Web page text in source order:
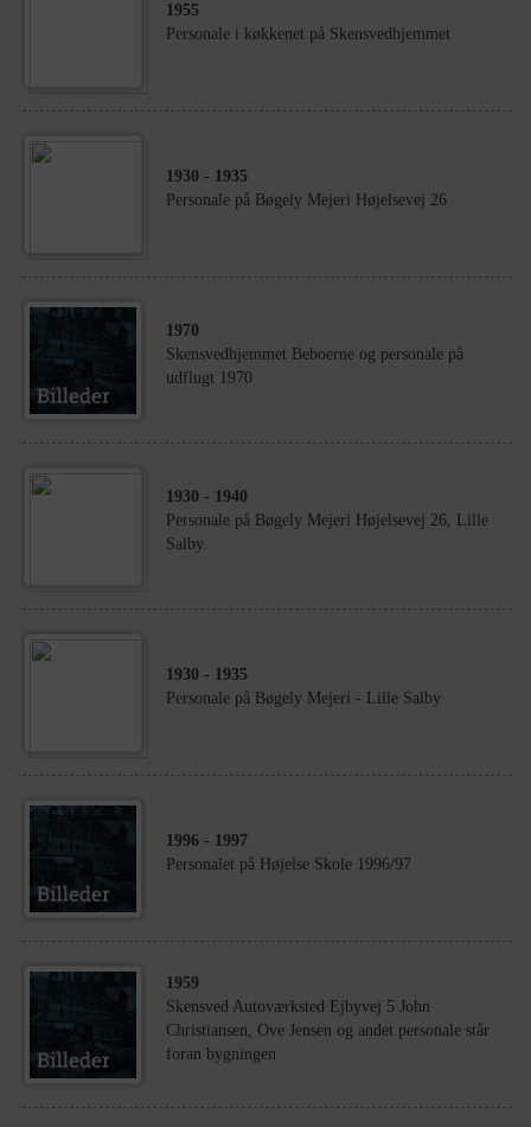
1955
Personale i køkkenet på Skensvedhjemmet
1930 - 1935
Personale på Bøgely Mejeri Højelsevej 26
1970
Skensvedhjemmet Beboerne og personale på
udflugt 1970
1930 - 1940
Personale på Bøgely Mejeri Højelsevej 26, Lille
Salby.
1930 - 1935
Personale på Bøgely Mejeri - Lille Salby
1996 - 1997
Personalet på Højelse Skole 1996/97
1959
Skensved Autoværksted Ejbyvej 5 John
Christiansen, Ove Jensen og andet personale står
foran bygningen